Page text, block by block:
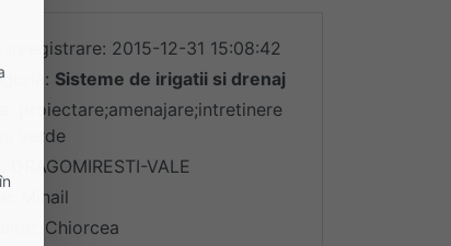
inregistrare: 2015-12-31 15:08:42
Sisteme de irigatii si drenaj
proiectare;amenajare;intretinere
verde
DRAGOMIRESTI-VALE
Mihail
Chiorcea